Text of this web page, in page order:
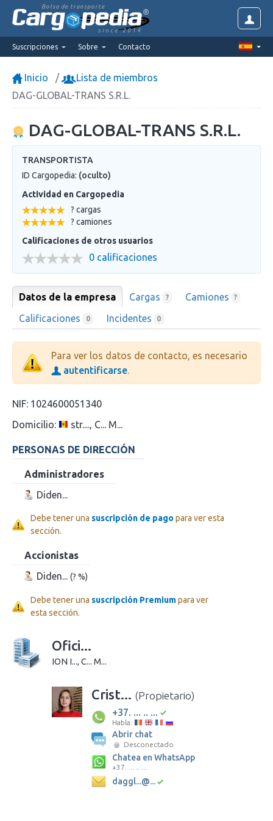
Bolsa de transporte
since 2014
Suscripciones Sobre Contacto
Inicio
Lista de miembros
DAG-GLOBAL-TRANS S.R.L.
DAG-GLOBAL-TRANS S.R.L.
TRANSPORTISTA
ID Cargopedia: (oculto)
Actividad en Cargopedia
? cargas
? camiones
Calificaciones de otros usuarios
0 calificaciones
Datos de la empresa Cargas ? Camiones ?
Calificaciones 0 Incidentes 0
Para ver los datos de contacto, es necesario
autentificarse
NIF: 1024600051340
Domicilio:
str...., C... M...
PERSONAS DE DIRECCIÓN
Administradores
Diden...
Debe tener una suscripción de pago para ver esta
sección.
Accionistas
Diden... (? %)
Debe tener una suscripción Premiumpara ver
esta sección.
Ofici...
ION I..., C... M...
Crist... (Propietario)
+37. ... .. ...
Habla:
Abrir chat
Desconectado
Chatea en WhatsApp
+37. ... .. ...
daggl...@...